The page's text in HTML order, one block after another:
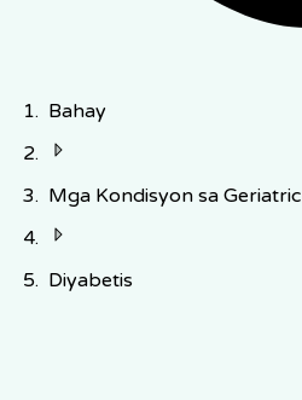
Bahay
Mga Kondisyon sa Geriatric
Diyabetis